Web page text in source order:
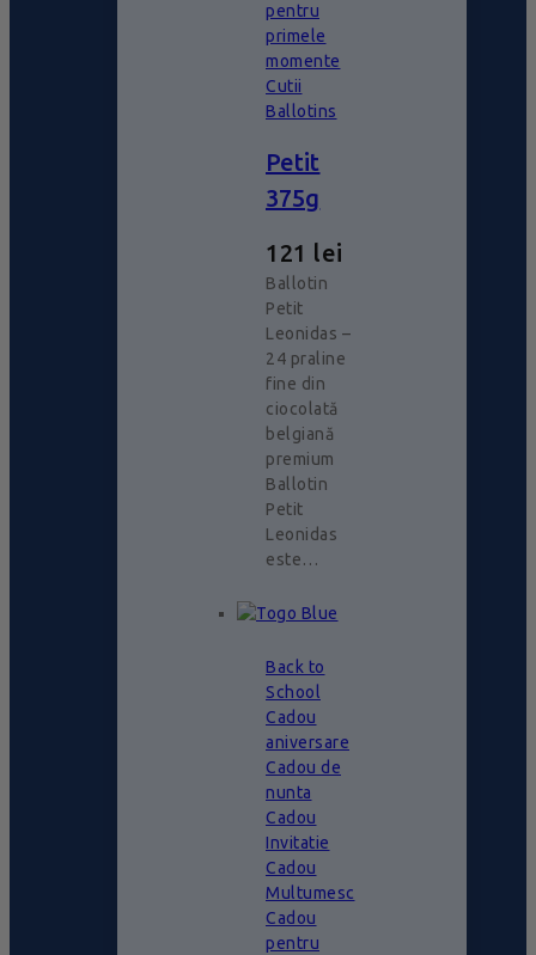
pentru
primele
momente
Cutii
Ballotins
Petit
375g
121 lei
Ballotin
Petit
Leonidas –
24 praline
fine din
ciocolată
belgiană
premium
Ballotin
Petit
Leonidas
este…
Back to
School
Cadou
aniversare
Cadou de
nunta
Cadou
Invitatie
Cadou
Multumesc
Cadou
pentru